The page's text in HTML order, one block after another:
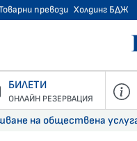
превози Холдинг БДЖ
БИЛЕТИ
ОНЛАЙН РЕЗЕРВАЦИЯ
на обществена